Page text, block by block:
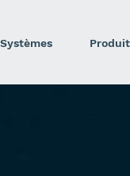
Systèmes